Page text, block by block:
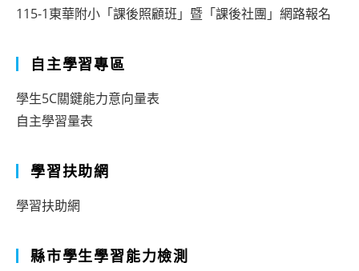
115-1東華附小「課後照顧班」暨「課後社團」網路報名
自主學習專區
學生5C關鍵能力意向量表
自主學習量表
學習扶助網
學習扶助網
縣市學生學習能力檢測